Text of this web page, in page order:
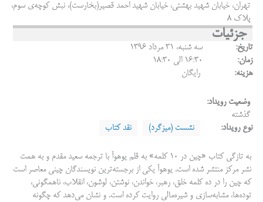
تهران، خیابان شهید بهشتی، خیابان شهید احمد قصیر(بخارست)، نبش کوچه‌ی سوم،
پلاک ۸
جزئیات
تاریخ:
سه شنبه، ۳۱ مرداد ۱۳۹۶
زمان:
۱۶:۳۰ الی ۱۸:۳۰
هزینه:
رایگان
وضعیت رویداد:
گذشته
نوع رویداد:
نشست (میزگرد) نقد کتاب
به تازگی کتاب «چین در ۱۰ کلمه» به قلم یوهوآ با ترجمه سعید مقدم و به همت
نشر مرکز منتشر شده است. یوهوآ یکی از برجسته‌ترین نویسندگان چینی معاصر است
که چین را در ده کلمه خلق، رهبر، خواندن، نوشتن، لوشون، انقلاب، ناهمگونی،
توده‌ها، مشابه‌سازی و شیره‌مالی روایت کرده است. و نشان می‌دهد که چگونه